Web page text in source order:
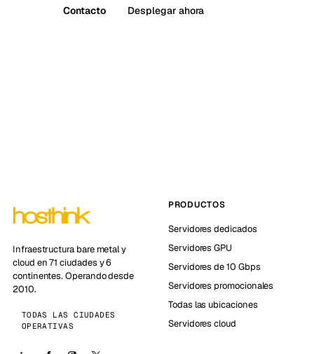
Contacto Desplegar ahora
Infraestructura bare metal y
cloud en 71 ciudades y 6
continentes. Operando desde
2010.
TODAS LAS CIUDADES
OPERATIVAS
PRODUCTOS
Servidores dedicados
Servidores GPU
Servidores de 10 Gbps
Servidores promocionales
Todas las ubicaciones
Servidores cloud